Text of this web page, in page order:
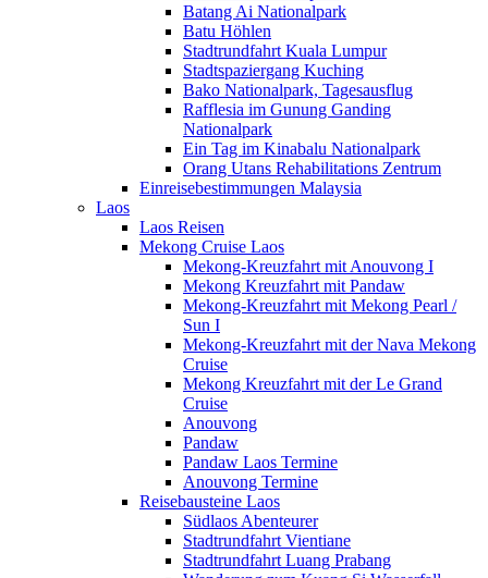
Batang Ai Nationalpark
Batu Höhlen
Stadtrundfahrt Kuala Lumpur
Stadtspaziergang Kuching
Bako Nationalpark, Tagesausflug
Rafflesia im Gunung Ganding
Nationalpark
Ein Tag im Kinabalu Nationalpark
Orang Utans Rehabilitations Zentrum
Einreisebestimmungen Malaysia
Laos
Laos Reisen
Mekong Cruise Laos
Mekong-Kreuzfahrt mit Anouvong I
Mekong Kreuzfahrt mit Pandaw
Mekong-Kreuzfahrt mit Mekong Pearl /
Sun I
Mekong-Kreuzfahrt mit der Nava Mekong
Cruise
Mekong Kreuzfahrt mit der Le Grand
Cruise
Anouvong
Pandaw
Pandaw Laos Termine
Anouvong Termine
Reisebausteine Laos
Südlaos Abenteurer
Stadtrundfahrt Vientiane
Stadtrundfahrt Luang Prabang